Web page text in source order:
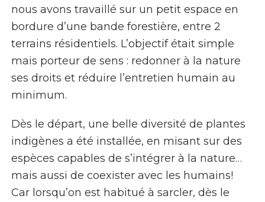
nous avons travaillé sur un petit espace en
bordure d’une bande forestière, entre 2
terrains résidentiels. L’objectif était simple
mais porteur de sens : redonner à la nature
ses droits et réduire l’entretien humain au
minimum.
Dès le départ, une belle diversité de plantes
indigènes a été installée, en misant sur des
espèces capables de s’intégrer à la nature…
mais aussi de coexister avec les humains!
Car lorsqu’on est habitué à sarcler, dès le